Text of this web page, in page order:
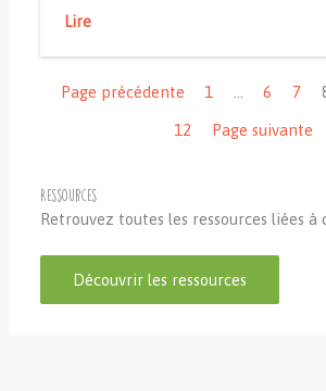
Lire
Page précédente
1 6 7
12 Page suivante
Ressources
Retrouvez toutes les ressources liées à
Découvrir les ressources